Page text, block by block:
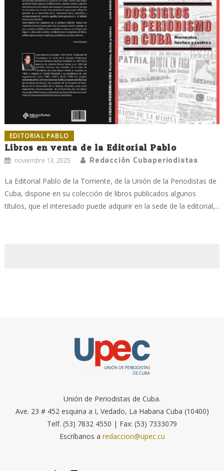
EDITORIAL PABLO
Libros en venta de la Editorial Pablo
noviembre 13, 2025 Redacción Cubaperiodistas
La Editorial Pablo de la Torriente, de la Unión de la Periodistas de
Cuba, dispone en su colección de libros publicados algunos
títulos, que el interesado puede adquirir en la sede de la editorial,...
Unión de Periodistas de Cuba.
Ave. 23 # 452 esquina a I, Vedado, La Habana Cuba (10400)
Telf. (53) 7832 4550 | Fax: (53) 7333079
Escríbanos a redaccion@upec.cu